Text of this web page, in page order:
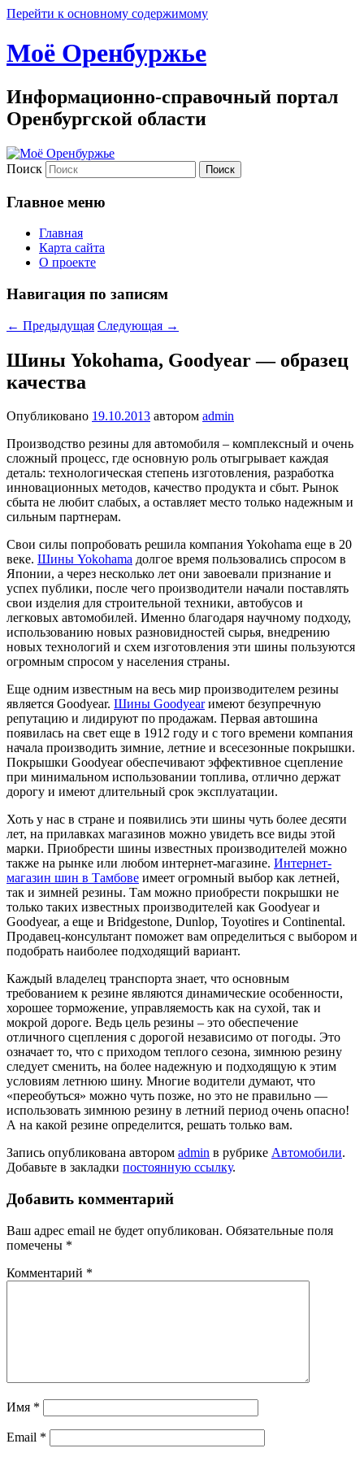
Перейти к основному содержимому
Моё Оренбуржье
Информационно-справочный портал
Оренбургской области
Поиск
Главное меню
Главная
Карта сайта
О проекте
Навигация по записям
← Предыдущая Следующая →
Шины Yokohama, Goodyear — образец
качества
Опубликовано 19.10.2013 автором admin
Производство резины для автомобиля – комплексный и очень
сложный процесс, где основную роль отыгрывает каждая
деталь: технологическая степень изготовления, разработка
инновационных методов, качество продукта и сбыт. Рынок
сбыта не любит слабых, а оставляет место только надежным и
сильным партнерам.
Свои силы попробовать решила компания Yokohama еще в 20
веке. Шины Yokohama долгое время пользовались спросом в
Японии, а через несколько лет они завоевали признание и
успех публики, после чего производители начали поставлять
свои изделия для строительной техники, автобусов и
легковых автомобилей. Именно благодаря научному подходу,
использованию новых разновидностей сырья, внедрению
новых технологий и схем изготовления эти шины пользуются
огромным спросом у населения страны.
Еще одним известным на весь мир производителем резины
является Goodyear. Шины Goodyearимеют безупречную
репутацию и лидируют по продажам. Первая автошина
появилась на свет еще в 1912 году и с того времени компания
начала производить зимние, летние и всесезонные покрышки.
Покрышки Goodyear обеспечивают эффективное сцепление
при минимальном использовании топлива, отлично держат
дорогу и имеют длительный срок эксплуатации.
Хоть у нас в стране и появились эти шины чуть более десяти
лет, на прилавках магазинов можно увидеть все виды этой
марки. Приобрести шины известных производителей можно
также на рынке или любом интернет-магазине. Интернет-
магазин шин в Тамбове имеет огромный выбор как летней,
так и зимней резины. Там можно приобрести покрышки не
только таких известных производителей как Goodyear и
Goodyear, а еще и Bridgestone, Dunlop, Toyotires и Continental.
Продавец-консультант поможет вам определиться с выбором и
подобрать наиболее подходящий вариант.
Каждый владелец транспорта знает, что основным
требованием к резине являются динамические особенности,
хорошее торможение, управляемость как на сухой, так и
мокрой дороге. Ведь цель резины – это обеспечение
отличного сцепления с дорогой независимо от погоды. Это
означает то, что с приходом теплого сезона, зимнюю резину
следует сменить, на более надежную и подходящую к этим
условиям летнюю шину. Многие водители думают, что
«переобуться» можно чуть позже, но это не правильно —
использовать зимнюю резину в летний период очень опасно!
А на какой резине определится, решать только вам.
Запись опубликована автором admin в рубрике Автомобили.
Добавьте в закладки постоянную ссылку.
Добавить комментарий
Ваш адрес email не будет опубликован. Обязательные поля
помечены *
Комментарий *
Имя *
Email *